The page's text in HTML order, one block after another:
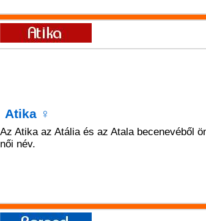
Atika ♀
Az Atika az Atália és az Atala becenevéből
női név.